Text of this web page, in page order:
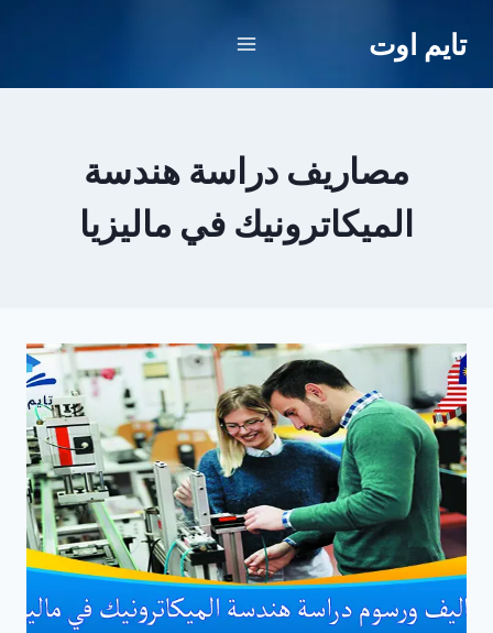
تايم اوت
مصاريف دراسة هندسة
الميكاترونيك في ماليزيا